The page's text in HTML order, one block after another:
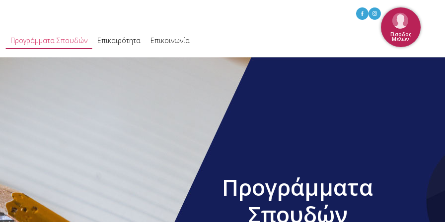
Είσοδος
Μελών
Προγράμματα Σπουδών Επικαιρότητα Επικοινωνία
Προγράμματα
Σπουδών